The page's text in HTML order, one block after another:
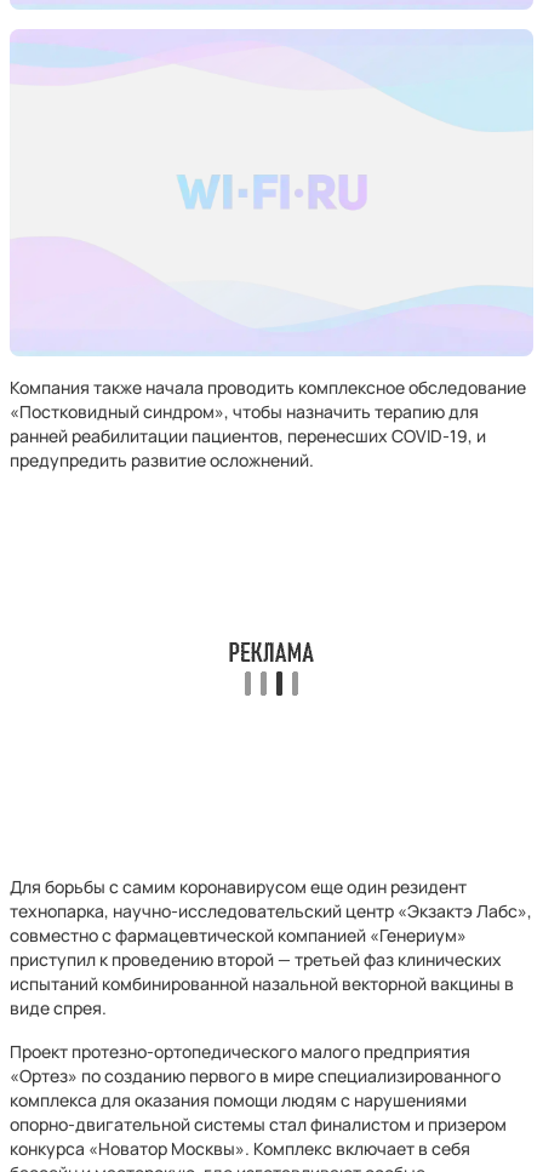
Компания также начала проводить комплексное обследование
«Постковидный синдром», чтобы назначить терапию для
ранней реабилитации пациентов, перенесших COVID-19, и
предупредить развитие осложнений.
Для борьбы с самим коронавирусом еще один резидент
технопарка, научно-исследовательский центр «Экзактэ Лабс»,
совместно с фармацевтической компанией «Генериум»
приступил к проведению второй — третьей фаз клинических
испытаний комбинированной назальной векторной вакцины в
виде спрея.
Проект протезно-ортопедического малого предприятия
«Ортез» по созданию первого в мире специализированного
комплекса для оказания помощи людям с нарушениями
опорно-двигательной системы стал финалистом и призером
конкурса «Новатор Москвы». Комплекс включает в себя